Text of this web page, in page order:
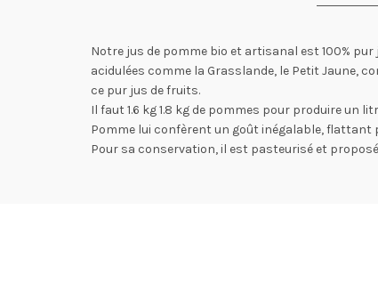
Notre jus de pomme bio et artisanal est 100%
acidulées comme la Grasslande, le Petit Jaune,
ce pur jus de fruits.
Il faut 1.6 kg 1.8 kg de pommes pour produire un
Pomme lui confèrent un goût inégalable,
Pour sa conservation, il est pasteurisé et